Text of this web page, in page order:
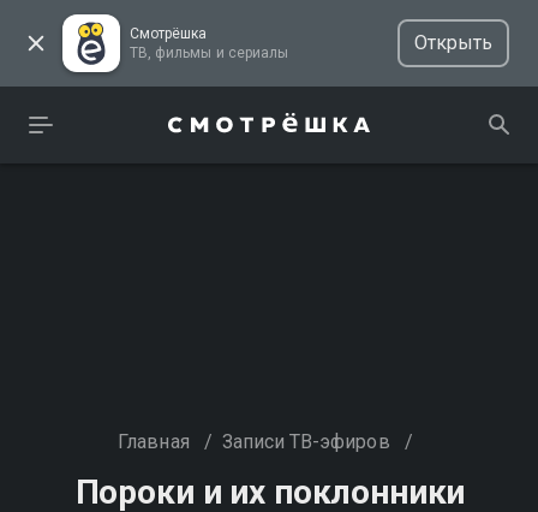
Смотрёшка
ТВ, фильмы и сериалы
Открыть
Главная / Записи ТВ-эфиров /
Пороки и их поклонники